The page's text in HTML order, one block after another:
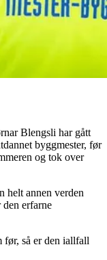
Blengsli har gått
byggmester, før
og tok over
helt annen verden
erfarne
før, så er den iallfall